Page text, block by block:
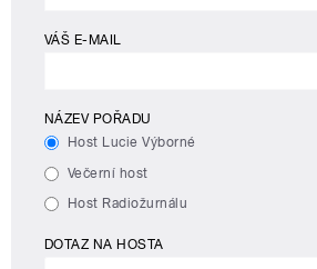
VÁŠ E-MAIL
NÁZEV POŘADU
Host Lucie Výborné
Večerní host
Host Radiožurnálu
DOTAZ NA HOSTA